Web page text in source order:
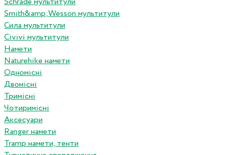
Smith&amp;Wesson мультитули
Сила мультитули
Civivi мультитули
Намети
Naturehike намети
Одномісні
Двомісні
Тримісні
Чотиримісні
Аксесуари
Ranger намети
Tramp намети, тенти